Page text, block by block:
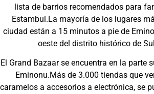
lista de barrios recomendados para
Estambul.La mayoría de los lugares
ciudad están a 15 minutos a pie de
oeste del distrito histórico de
El Grand Bazaar se encuentra en la parte
Eminonu.Más de 3.000 tiendas que
caramelos a accesorios a electrónica, se